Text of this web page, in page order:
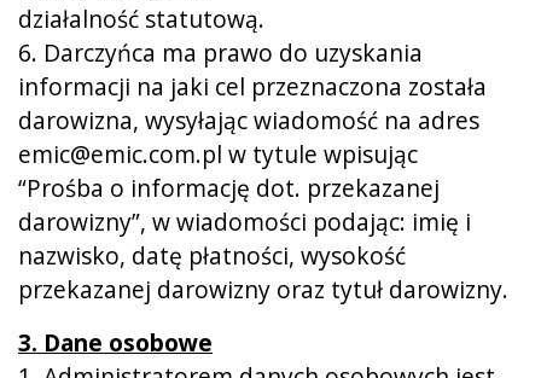
działalność statutową.
6. Darczyńca ma prawo do uzyskania
informacji na jaki cel przeznaczona została
darowizna, wysyłając wiadomość na adres
emic@emic.com.pl w tytule wpisując
“Prośba o informację dot. przekazanej
darowizny”, w wiadomości podając: imię i
nazwisko, datę płatności, wysokość
przekazanej darowizny oraz tytuł darowizny.
3. Dane osobowe